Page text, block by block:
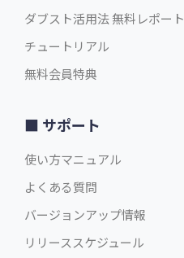
ダブスト活用法 無料レポート
チュートリアル
無料会員特典
サポート
使い方マニュアル
よくある質問
バージョンアップ情報
リリーススケジュール